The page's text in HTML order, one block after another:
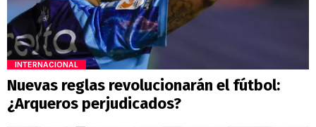
INTERNACIONAL
Nuevas reglas revolucionarán el fútbol:
¿Arqueros perjudicados?